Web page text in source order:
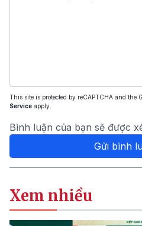
This site is protected by reCAPTCHA and the
Service apply.
Bình luận của bạn sẽ được
Gửi bình
Xem nhiều